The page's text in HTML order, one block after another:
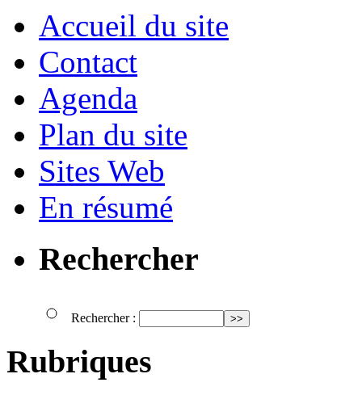
Accueil du site
Contact
Agenda
Plan du site
Sites Web
En résumé
Rechercher
Rechercher :
Rubriques